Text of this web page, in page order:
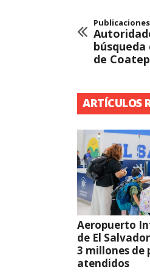
de
ARTÍCULOS
Aeropuerto
de El
3 millones de
atendidos